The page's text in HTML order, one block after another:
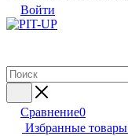
Войти
Сравнение0
Избранные товары